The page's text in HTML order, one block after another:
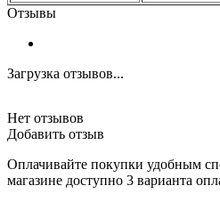
Отзывы
Загрузка отзывов...
Нет отзывов
Добавить отзыв
Оплачивайте покупки удобным
магазине доступно 3 варианта